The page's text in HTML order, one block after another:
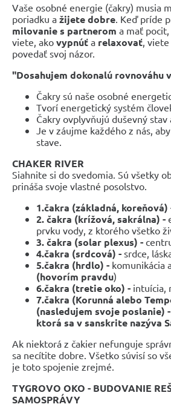
Vaše osobné energie (čakry) musia
poriadku a žijete dobre . Keď príde
milovanie s partnerom a mať
viete, ako vypnúť a relaxovať , viete
povedať svoj názor.
"Dosahujem dokonalú rovnováhu
Čakry sú naše osobné
Tvorí energetický systém
Čakry ovplyvňujú duševný stav
Je v záujme každého z nás,
stave.
CHAKER RIVER
Siahnite si do svedomia. Sú všetky
prináša svoje vlastné posolstvo.
1.čakra (základná, koreňová)
2.čakra (krížová, sakrálna) -
prvku vody, z ktorého všetko
3. čakra (solar plexus) -
4.čakra (srdcová) - srdce,
5.čakra (hrdlo) - komunikácia
(hovorím pravdu)
6.čakra (tretie oko) - intuícia,
7.čakra (Korunná alebo
(nasledujem svoje poslanie)
ktorá sa v sanskrite nazýva
Ak niektorá z čakier nefunguje
sa necítite dobre. Všetko súvisí so
je toto spojenie zrejmé.
TYGROVO OKO - BUDOVANIE
SAMOSPRÁVY